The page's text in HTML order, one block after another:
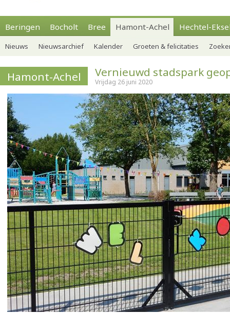
Beringen Bocholt Bree Hamont-Achel Hechtel-
Nieuws Nieuwsarchief Kalender Groeten & felicitaties
Hamont-Achel Vernieuwd stadspark
Vrijdag 26 juni 2020